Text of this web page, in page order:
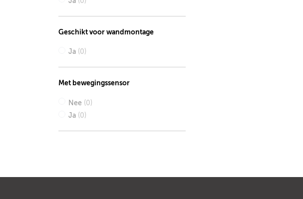
Geschikt voor wandmontage
Ja (0)
Met bewegingssensor
Nee (0)
Ja (0)